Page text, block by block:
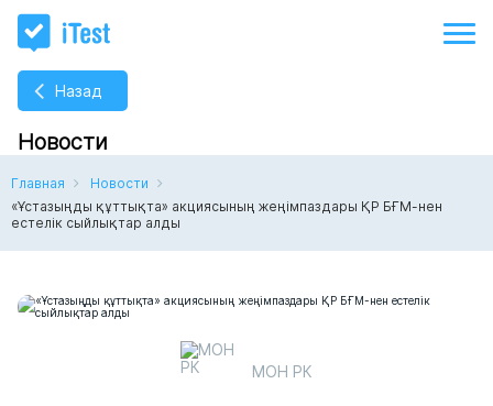
Назад
Новости
Главная
Новости
«Ұстазыңды құттықта» акциясының жеңімпаздары ҚР БҒМ-нен
естелік сыйлықтар алды
МОН РК